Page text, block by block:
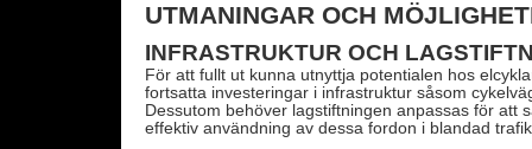
UTMANINGAR OCH
INFRASTRUKTUR OCH
För att fullt ut kunna utnyttja potentialen hos
fortsatta investeringar i infrastruktur såsom
Dessutom behöver lagstiftningen anpassas för att
effektiv användning av dessa fordon i blandad